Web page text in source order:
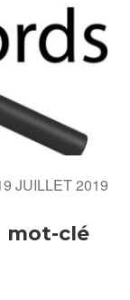
JUILLET 2019
mot-clé